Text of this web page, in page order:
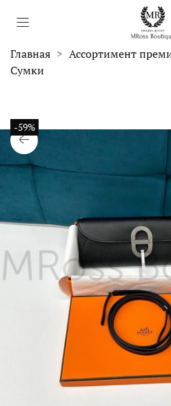
Главная Ассортимент
Сумки
-59%